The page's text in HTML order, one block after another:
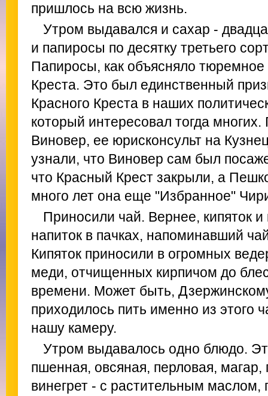
пришлось на всю жизнь.
Утром выдавался и сахар -
и папиросы по десятку третьего
Папиросы, как объясняло тюремное
Креста. Это был единственный
Красного Креста в наших
который интересовал тогда
Виновер, ее юрисконсульт на
узнали, что Виновер сам был
что Красный Крест закрыли, а
много лет она еще "Избранное"
Приносили чай. Вернее, кипяток
напиток в пачках, напоминавший
Кипяток приносили в огромных
меди, отчищенных кирпичом до
времени. Может быть,
приходилось пить именно из этого
нашу камеру.
Утром выдавалось одно блюдо.
пшенная, овсяная, перловая, магар,
винегрет - с растительным маслом,